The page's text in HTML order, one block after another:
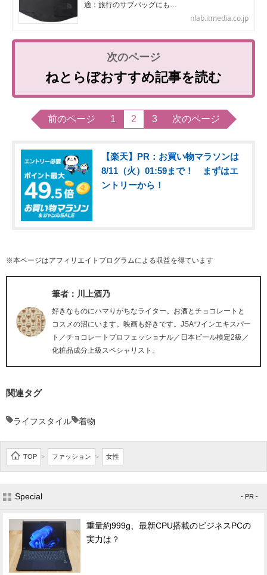
適：旅行のサブバッグにも…
nlab.itmedia.co.jp
ねとらぼおすすめ記事を読む
前のページ 1 2 3 次のページ
【楽天】PR：お買い物マラソンは
8/11（火）01:59まで！ まずはエ
ントリーから！
※本ページはアフィリエイトプログラムによる収益を得ています
筆者：川上酒乃
好きなものにハマりがちなライター。お酒とチョコレートと
コスメの沼にいます。映画も好きです。JSAワインエキスパー
ト／チョコレートプロフェッショナル／日本ビール検定2級／
化粧品成分上級スペシャリスト。
関連タグ
ライフスタイル 着物
TOP > ファッション > 女性
Special - PR -
重量約999g、最新CPU搭載のビジネスPCの
実力は？